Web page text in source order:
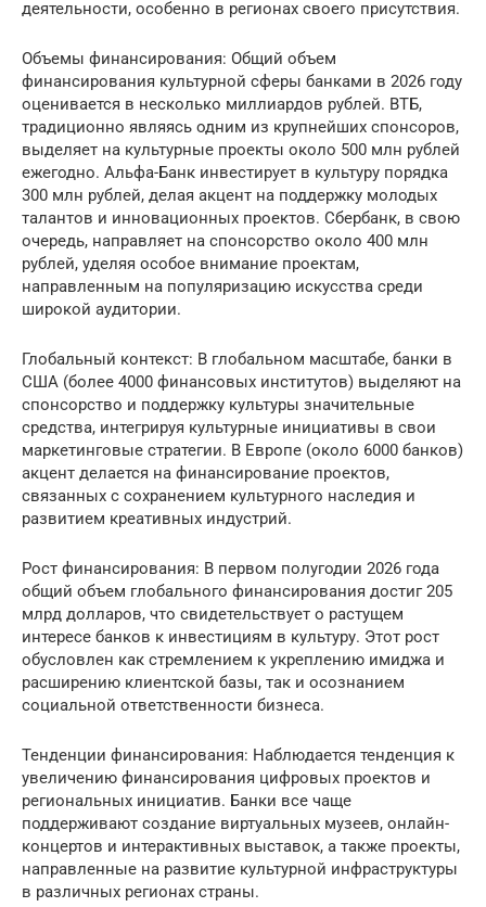
деятельности, особенно в регионах своего присутствия.
Объемы финансирования: Общий объем
финансирования культурной сферы банками в 2026 году
оценивается в несколько миллиардов рублей. ВТБ,
традиционно являясь одним из крупнейших спонсоров,
выделяет на культурные проекты около 500 млн рублей
ежегодно. Альфа-Банк инвестирует в культуру порядка
300 млн рублей, делая акцент на поддержку молодых
талантов и инновационных проектов. Сбербанк, в свою
очередь, направляет на спонсорство около 400 млн
рублей, уделяя особое внимание проектам,
направленным на популяризацию искусства среди
широкой аудитории.
Глобальный контекст: В глобальном масштабе, банки в
США (более 4000 финансовых институтов) выделяют на
спонсорство и поддержку культуры значительные
средства, интегрируя культурные инициативы в свои
маркетинговые стратегии. В Европе (около 6000 банков)
акцент делается на финансирование проектов,
связанных с сохранением культурного наследия и
развитием креативных индустрий.
Рост финансирования: В первом полугодии 2026 года
общий объем глобального финансирования достиг 205
млрд долларов, что свидетельствует о растущем
интересе банков к инвестициям в культуру. Этот рост
обусловлен как стремлением к укреплению имиджа и
расширению клиентской базы, так и осознанием
социальной ответственности бизнеса.
Тенденции финансирования: Наблюдается тенденция к
увеличению финансирования цифровых проектов и
региональных инициатив. Банки все чаще
поддерживают создание виртуальных музеев, онлайн-
концертов и интерактивных выставок, а также проекты,
направленные на развитие культурной инфраструктуры
в различных регионах страны.